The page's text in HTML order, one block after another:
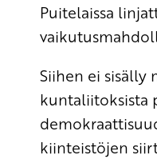
Puitelaissa
Siihen ei sisälly
kuntaliitoksista
kiinteistöjen